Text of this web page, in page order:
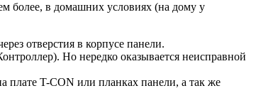
более, в домашних условиях (на дому у
отверстия в корпусе панели.
Но нередко оказывается неисправной
плате T-CON или планках панели, а так же